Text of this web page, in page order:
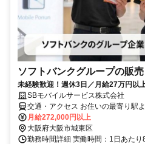
ソフトバンクグループの販
未経験歓迎！週休3日／月給27万円以
SBモバイルサービス株式会社
交通・アクセス お住いの最寄り駅
月給272,000円以上
大阪府大阪市城東区
勤務時間詳細 実働時間：1日あた